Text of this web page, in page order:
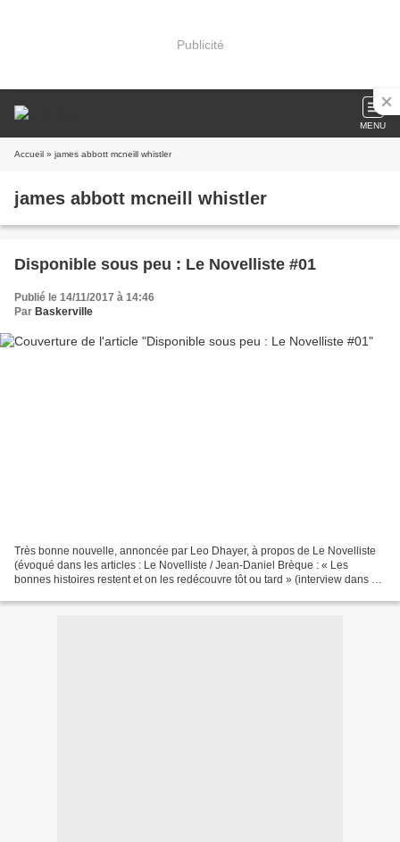
Publicité
MENU
Accueil » james abbott mcneill whistler
james abbott mcneill whistler
Disponible sous peu : Le Novelliste #01
Publié le 14/11/2017 à 14:46
Par Baskerville
Très bonne nouvelle, annoncée par Leo Dhayer, à propos de Le Novelliste
(évoqué dans les articles : Le Novelliste / Jean-Daniel Brèque : « Les
bonnes histoires restent et on les redécouvre tôt ou tard » (interview dans Le